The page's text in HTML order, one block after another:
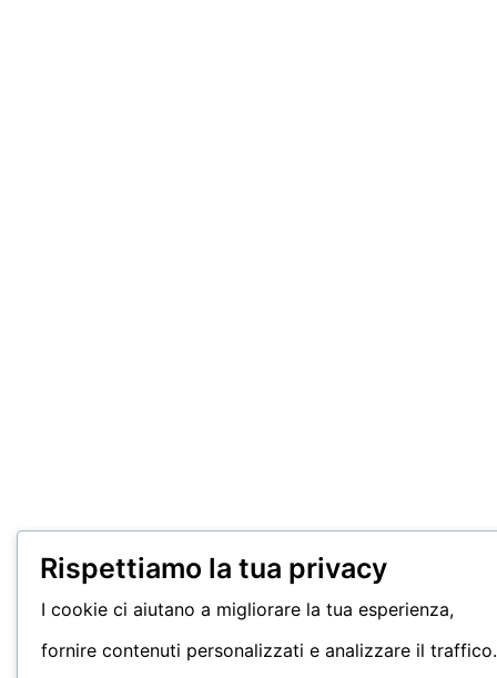
Rispettiamo la tua privacy
I cookie ci aiutano a migliorare la tua esperienza,
fornire contenuti personalizzati e analizzare il traffico.